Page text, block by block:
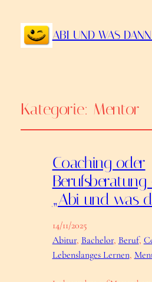
ABI UND WAS
Kategorie: Mentor
Coaching oder
„Abi und was
14/11/2025
Abitur, Bachelor, Beruf,
Lebenslanges Lernen,